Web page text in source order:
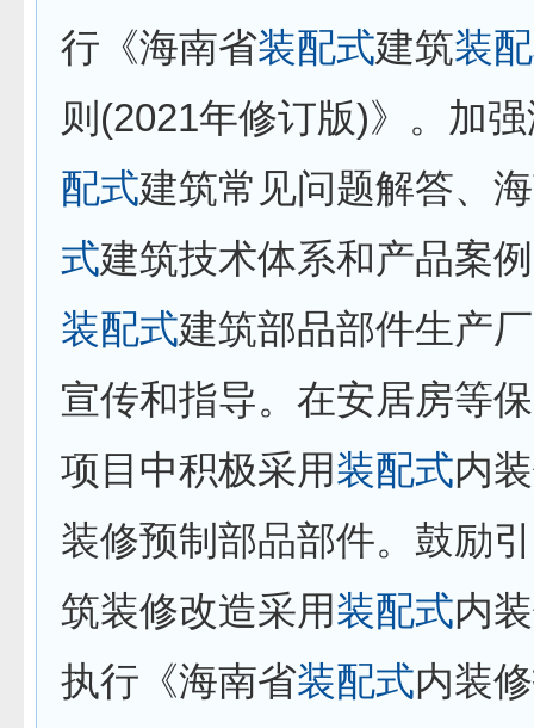
行《海南省装配式建筑装
则(2021年修订版)》。加
配式建筑常见问题解答、
式建筑技术体系和产品案
装配式建筑部品部件生产
宣传和指导。在安居房等
项目中积极采用装配式内
装修预制部品部件。鼓励
筑装修改造采用装配式内
执行《海南省装配式内装